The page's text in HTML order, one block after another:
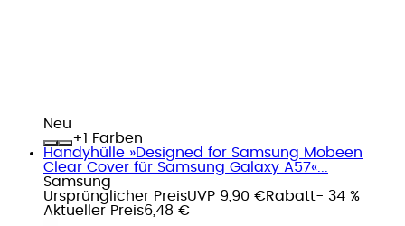
Neu
+
Farben
Handyhülle »Designed for Samsung Mobeen
Clear Cover für Samsung Galaxy A57«...
Samsung
Ursprünglicher PreisUVP 9,90 €Rabatt- 34 %
Aktueller Preis6,48 €